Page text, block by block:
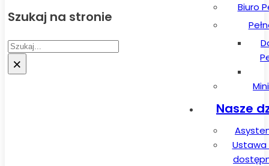
Szukaj na stronie
Szukaj
×
Biuro
Nasze
Ustawa